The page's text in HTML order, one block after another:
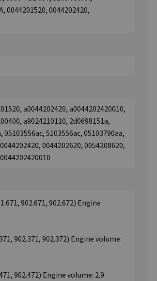
0044201520, 0044202420,
a0044202420, a0044202420010,
a9024210110, 2d0698151a,
5103556ac, 05103790aa,
0044202620, 0054208620,
902.671, 902.672) Engine
902.371, 902.372) Engine volume:
902.472) Engine volume: 2.9